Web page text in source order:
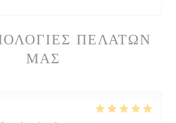
ΠΕΛΑΤΏΝ
ΜΑΣ